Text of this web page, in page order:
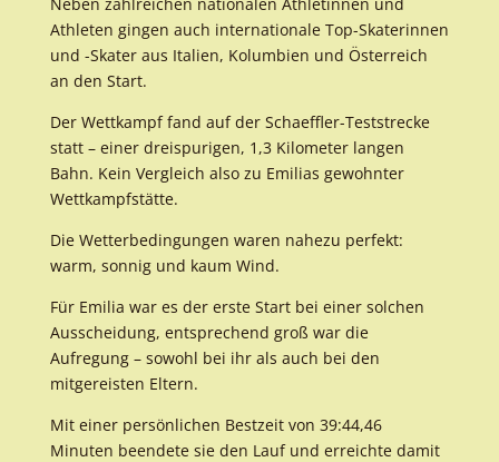
Athleten gingen auch internationale Top-Skaterinnen
und -Skater aus Italien, Kolumbien und Österreich
an den Start.
Der Wettkampf fand auf der Schaeffler-Teststrecke
statt – einer dreispurigen, 1,3 Kilometer langen
Bahn. Kein Vergleich also zu Emilias gewohnter
Wettkampfstätte.
Die Wetterbedingungen waren nahezu perfekt:
warm, sonnig und kaum Wind.
Für Emilia war es der erste Start bei einer solchen
Ausscheidung, entsprechend groß war die
Aufregung – sowohl bei ihr als auch bei den
mitgereisten Eltern.
Mit einer persönlichen Bestzeit von 39:44,46
Minuten beendete sie den Lauf und erreichte damit